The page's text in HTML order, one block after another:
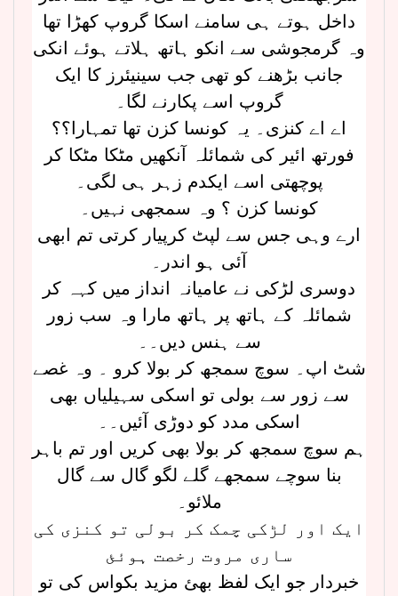
داخل ہوتے ہی سامنے اسکا گروپ کھڑا تھا
وہ گرمجوشی سے انکو ہاتھ ہلاتے ہوئے انکی
جانب بڑھنے کو تھی جب سینیئرز کا ایک
گروپ اسے پکارنے لگا۔
اے اے کنزی۔ یہ کونسا کزن تھا تمہارا؟؟
فورتھ ائیر کی شمائلہ آنکھیں مٹکا مٹکا کر
پوچھتی اسے ایکدم زہر ہی لگی۔
کونسا کزن ؟ وہ سمجھی نہیں۔
ارے وہی جس سے لپٹ کرپیار کرتی تم ابھی
آئی ہو اندر۔
دوسری لڑکی نے عامیانہ انداز میں کہہ کر
شمائلہ کے ہاتھ پر ہاتھ مارا وہ سب زور
سے ہنس دیں۔۔
شٹ اپ۔ سوچ سمجھ کر بولا کرو ۔ وہ غصے
سے زور سے بولی تو اسکی سہیلیاں بھی
اسکی مدد کو دوڑی آئیں۔۔
ہم سوچ سمجھ کر بولا بھی کریں اور تم باہر
بنا سوچے سمجھے گلے لگو گال سے گال
ملائو۔
ایک اور لڑکی چمک کر بولی تو کنزی کی
ساری مروت رخصت ہوئئ
خبردار جو ایک لفظ بھئ مزید بکواس کی تو